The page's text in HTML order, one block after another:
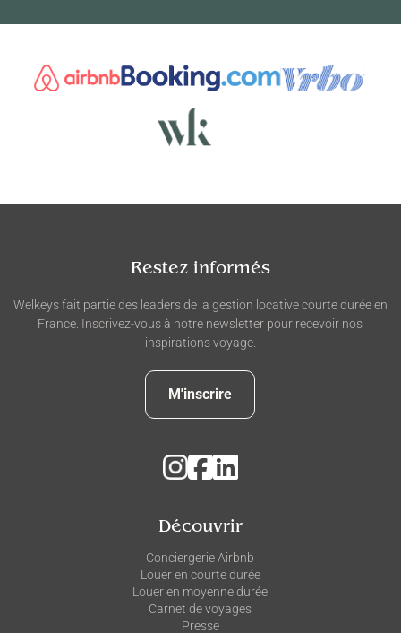
Restez informés
Welkeys fait partie des leaders de la gestion locative courte durée en
France. Inscrivez-vous à notre newsletter pour recevoir nos
inspirations voyage.
M'inscrire
Découvrir
Conciergerie Airbnb
Louer en courte durée
Louer en moyenne durée
Carnet de voyages
Presse